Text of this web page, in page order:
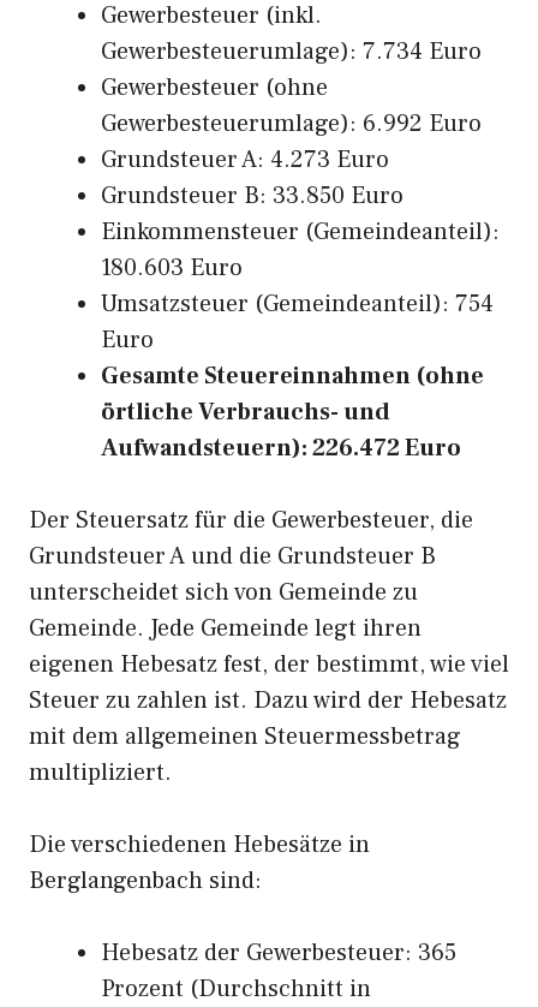
Gewerbesteuer (inkl.
Gewerbesteuerumlage): 7.734 Euro
Gewerbesteuer (ohne
Gewerbesteuerumlage): 6.992 Euro
Grundsteuer A: 4.273 Euro
Grundsteuer B: 33.850 Euro
Einkommensteuer (Gemeindeanteil):
180.603 Euro
Umsatzsteuer (Gemeindeanteil): 754
Euro
Gesamte Steuereinnahmen (ohne
örtliche Verbrauchs- und
Aufwandsteuern): 226.472 Euro
Der Steuersatz für die Gewerbesteuer, die
Grundsteuer A und die Grundsteuer B
unterscheidet sich von Gemeinde zu
Gemeinde. Jede Gemeinde legt ihren
eigenen Hebesatz fest, der bestimmt, wie viel
Steuer zu zahlen ist. Dazu wird der Hebesatz
mit dem allgemeinen Steuermessbetrag
multipliziert.
Die verschiedenen Hebesätze in
Berglangenbach sind:
Hebesatz der Gewerbesteuer: 365
Prozent (Durchschnitt in